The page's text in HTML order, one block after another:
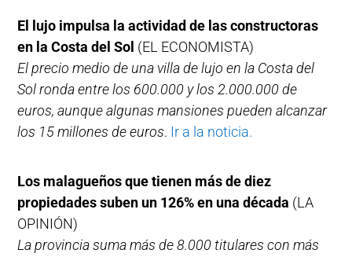
El lujo impulsa la actividad de las constructoras
en la Costa del Sol (EL ECONOMISTA)
El precio medio de una villa de lujo en la Costa del
Sol ronda entre los 600.000 y los 2.000.000 de
euros, aunque algunas mansiones pueden alcanzar
los 15 millones de euros. Ir a la noticia.
Los malagueños que tienen más de diez
propiedades suben un 126% en una década (LA
OPINIÓN)
La provincia suma más de 8.000 titulares con más